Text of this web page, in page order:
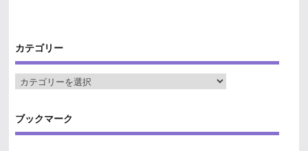
カテゴリー
ブックマーク